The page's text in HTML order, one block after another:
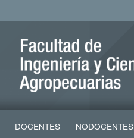
DOCENTES NODOCENTES